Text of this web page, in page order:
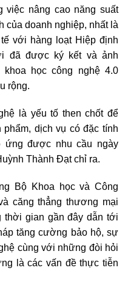
việc nâng cao năng suất
của doanh nghiệp, nhất là
với hàng loạt Hiệp định
đã được ký kết và ảnh
học công nghệ 4.0
rộng.
là yếu tố then chốt để
dịch vụ có đặc tính
ứng được nhu cầu ngày
Thành Đạt chỉ ra.
Bộ Khoa học và Công
căng thẳng thương mại
thời gian gần đây dẫn tới
tăng cường bảo hộ, sự
cùng với những đòi hỏi
là các vấn đề thực tiễn